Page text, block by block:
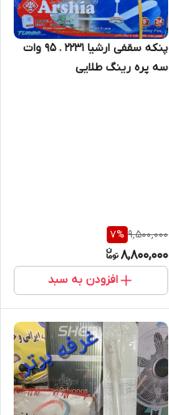
پنکه سقفی ارشیا ۲۲۳۱ . 95 وات
سه پره رینگ طلایی
9,500,000
7%
8,800,000
افزودن به سبد